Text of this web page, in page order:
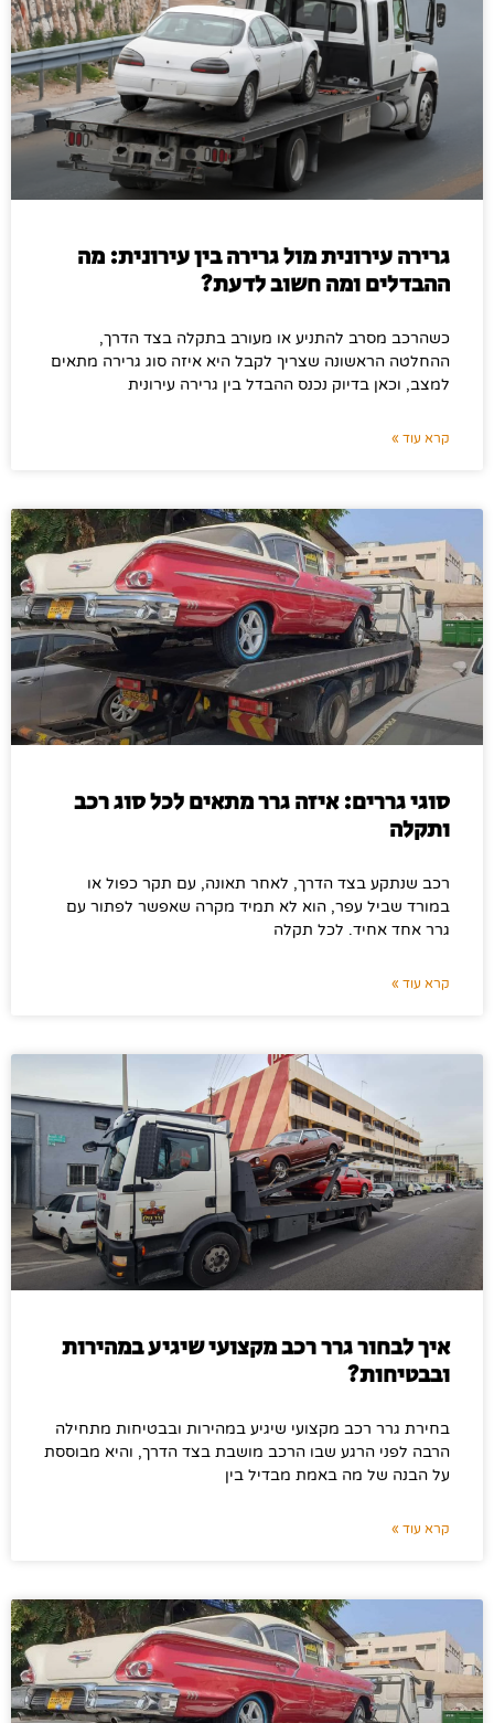
גרירה עירונית מול גרירה בין עירונית: מה
ההבדלים ומה חשוב לדעת?
כשהרכב מסרב להתניע או מעורב בתקלה בצד הדרך,
ההחלטה הראשונה שצריך לקבל היא איזה סוג גרירה מתאים
למצב, וכאן בדיוק נכנס ההבדל בין גרירה עירונית
קרא עוד »
סוגי גררים: איזה גרר מתאים לכל סוג רכב
ותקלה
רכב שנתקע בצד הדרך, לאחר תאונה, עם תקר כפול או
במורד שביל עפר, הוא לא תמיד מקרה שאפשר לפתור עם
גרר אחד אחיד. לכל תקלה
קרא עוד »
איך לבחור גרר רכב מקצועי שיגיע במהירות
ובבטיחות?
בחירת גרר רכב מקצועי שיגיע במהירות ובבטיחות מתחילה
הרבה לפני הרגע שבו הרכב מושבת בצד הדרך, והיא מבוססת
על הבנה של מה באמת מבדיל בין
קרא עוד »